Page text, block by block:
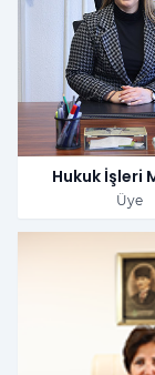
Hukuk İşleri
Üye